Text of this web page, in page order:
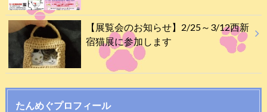
【展覧会のお知らせ】2/25～3/12西新
宿猫展に参加します
たんめぐプロフィール